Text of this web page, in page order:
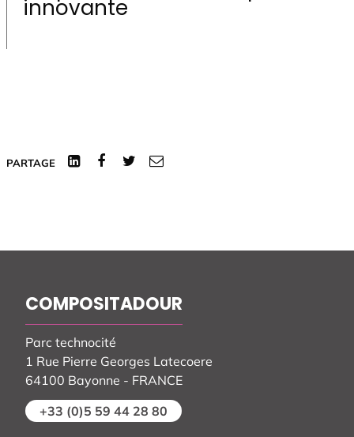
innovante
PARTAGE
LinkedFacebook
TwitterCourriel
COMPOSITADOUR
Parc technocité
1 Rue Pierre Georges Latecoere
64100 Bayonne - FRANCE
+33 (0)5 59 44 28 80